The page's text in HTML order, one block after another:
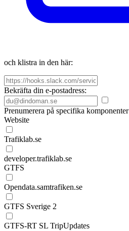
och klistra in den här:
Bekräfta din e-postadress:
Prenumerera på specifika komponenter
Website
Trafiklab.se
developer.trafiklab.se
GTFS
Opendata.samtrafiken.se
GTFS Sverige 2
GTFS-RT SL TripUpdates